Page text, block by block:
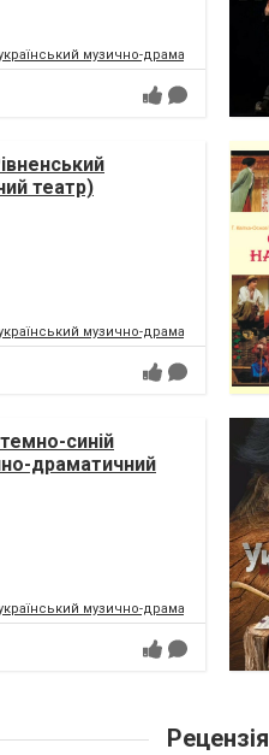
музично-драматичний театр
театр)
музично-драматичний
синій
драматичний
музично-драматичний
Рецензія